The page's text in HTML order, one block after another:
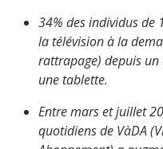
34% des individus de
la télévision à la
rattrapage) depuis
une tablette.
Entre mars et juillet
quotidiens de VàDA